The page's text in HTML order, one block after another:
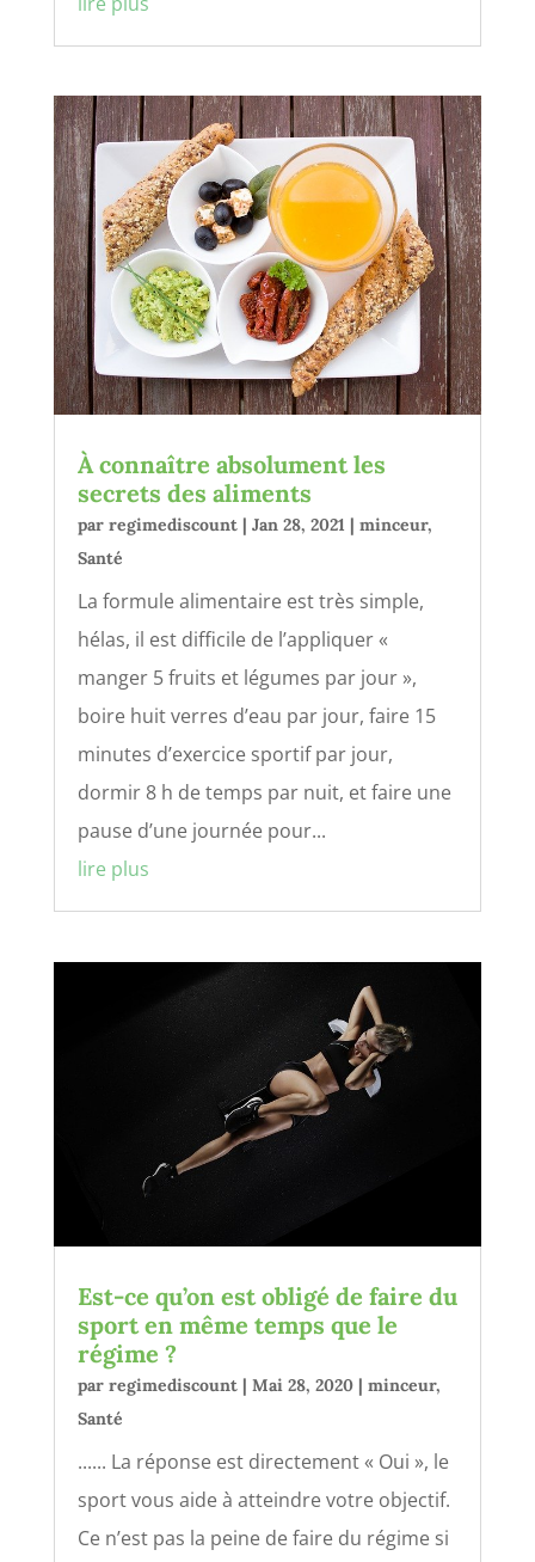
À connaître absolument les
secrets des aliments
par regimediscount| Jan 28, 2021 | minceur,
Santé
La formule alimentaire est très simple,
hélas, il est difficile de l’appliquer «
manger 5 fruits et légumes par jour »,
boire huit verres d’eau par jour, faire 15
minutes d’exercice sportif par jour,
dormir 8 h de temps par nuit, et faire une
pause d’une journée pour...
lire plus
Est-ce qu’on est obligé de faire du
sport en même temps que le
régime ?
par regimediscount| Mai 28, 2020| minceur,
Santé
...... La réponse est directement « Oui », le
sport vous aide à atteindre votre objectif.
Ce n’est pas la peine de faire du régime si